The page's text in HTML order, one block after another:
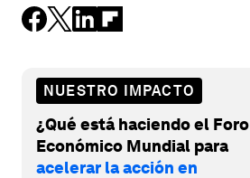
NUESTRO IMPACTO
¿Qué está haciendo el Foro
Económico Mundial para
acelerar la acción en